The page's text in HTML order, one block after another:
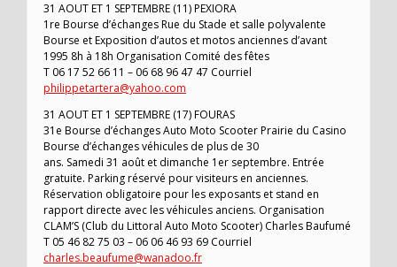
31 AOUT ET 1 SEPTEMBRE (11) PEXIORA
1re Bourse d’échanges Rue du Stade et salle polyvalente
Bourse et Exposition d’autos et motos anciennes d’avant
1995 8h à 18h Organisation Comité des fêtes
T 06 17 52 66 11 – 06 68 96 47 47 Courriel
philippetartera@yahoo.com
31 AOUT ET 1 SEPTEMBRE (17) FOURAS
31e Bourse d’échanges Auto Moto Scooter Prairie du Casino
Bourse d’échanges véhicules de plus de 30
ans. Samedi 31 août et dimanche 1er septembre. Entrée
gratuite. Parking réservé pour visiteurs en anciennes.
Réservation obligatoire pour les exposants et stand en
rapport directe avec les véhicules anciens. Organisation
CLAM’S (Club du Littoral Auto Moto Scooter) Charles Baufumé
T 05 46 82 75 03 – 06 06 46 93 69 Courriel
charles.beaufume@wanadoo.fr